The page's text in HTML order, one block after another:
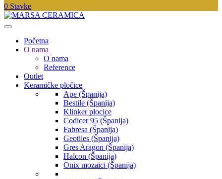
0 Stavke
Početna
O nama
O nama
Reference
Outlet
Keramičke pločice
Ape (Španija)
Bestile (Španija)
Klinker plocice
Codicer 95 (Španija)
Fabresa (Španija)
Geotiles (Španija)
Gres Aragon (Španija)
Halcon (Španija)
Onix mozaici (Španija)